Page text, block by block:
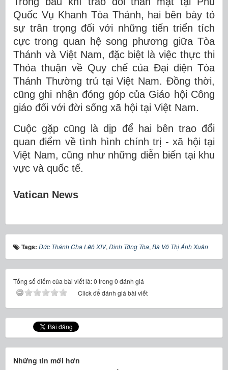
Quốc Vụ Khanh Tòa Thánh, hai bên bày tỏ
sự trân trọng đối với những tiến triển tích
cực trong quan hệ song phương giữa Tòa
Thánh và Việt Nam, đặc biệt là việc thực thi
Thỏa thuận về Quy chế của Đại diện Tòa
Thánh Thường trú tại Việt Nam. Đồng thời,
cũng ghi nhận đóng góp của Giáo hội Công
giáo đối với đời sống xã hội tại Việt Nam.
Cuộc gặp cũng là dịp để hai bên trao đổi
quan điểm về tình hình chính trị - xã hội tại
Việt Nam, cũng như những diễn biến tại khu
vực và quốc tế.
Vatican News
Tags: Đức Thánh Cha Lêô XIV, Dinh Tông Tòa, Bà Võ Thị Ánh Xuân
Tổng số điểm của bài viết là: 0 trong 0 đánh giá
Click để đánh giá bài viết
Những tin mới hơn